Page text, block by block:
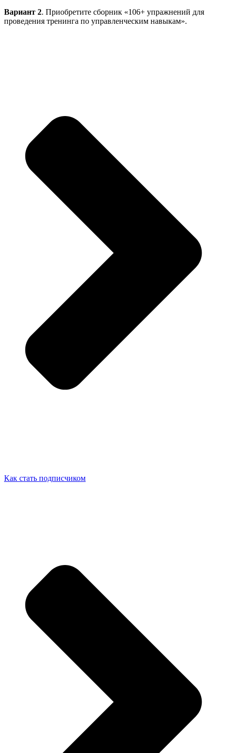
Вариант 2. Приобретите сборник «106+ упражнений для
проведения тренинга по управленческим навыкам».
Как стать подписчиком